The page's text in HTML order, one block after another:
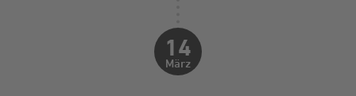
14
März